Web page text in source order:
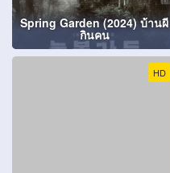
Spring Garden (2024) บ้านผี
กินคน
HD